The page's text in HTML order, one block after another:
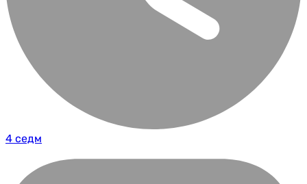
4 седм